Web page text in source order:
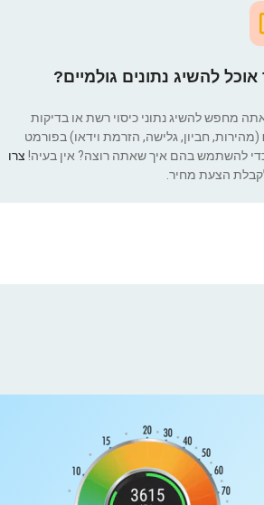
אוכל להשיג נתונים גולמיים?
מחפש להשיג נתוני כיסוי רשת או בדיקות
nPerf (מהירות, חביון, גלישה, הזרמת וידאו) בפורמט
צרו
הצעת מחיר.